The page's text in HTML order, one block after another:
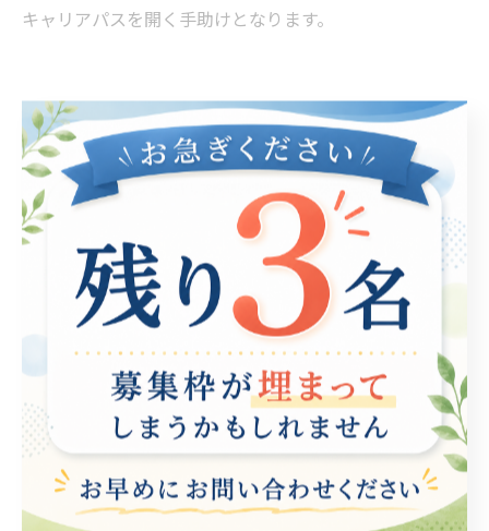
キャリアパスを開く手助けとなります。
創造性の開花：ゲーム制作が育む独自のアイデ
アと論理的思考
ゲーム制作は、参加者に創造性を発揮するためのユニー
クなプラットフォームを提供します。具体的には、ゲー
ムのテーマやキャラクター、ストーリーを考える際に、
自分自身のアイデアを自由に表現することができます。
このプロセスは、単に創造力を高めるだけでなく、論理
的思考や問題解決能力も鍛えることにつながります。た
とえば、ゲームのバランスを考える際には、プレイヤー
の行動やフィードバックを分析し、どのようにゲームを
調整するかを計画する必要があります。こういった思考
プロセスは、他の職種においても価値のあるスキルとな